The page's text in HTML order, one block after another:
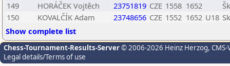
149
HORÁČEK Vojtěch 23751819 CZE 1558 1652
150
KOVALČÍK Adam 23748656 CZE 1552 1652 U18
Show complete list
Chess-Tournament-Results-Server© 2006-2026 Heinz Herzog,
Legal details/Terms of use